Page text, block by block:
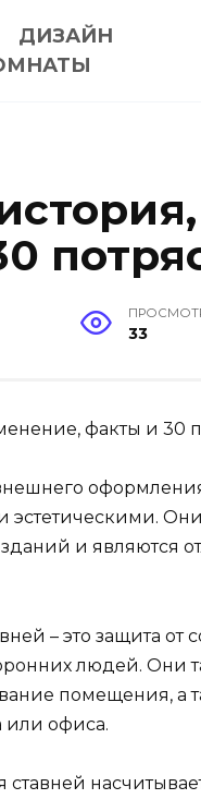
ДИЗАЙН
33
зданий и являются
– это защита
людей. Они
помещения, а
или офиса.
ставней